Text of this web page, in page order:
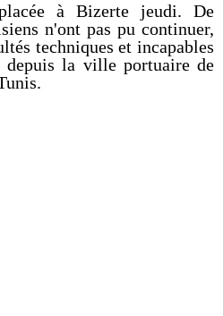
à Bizerte jeudi. De
n'ont pas pu continuer,
techniques et incapables
depuis la ville portuaire de